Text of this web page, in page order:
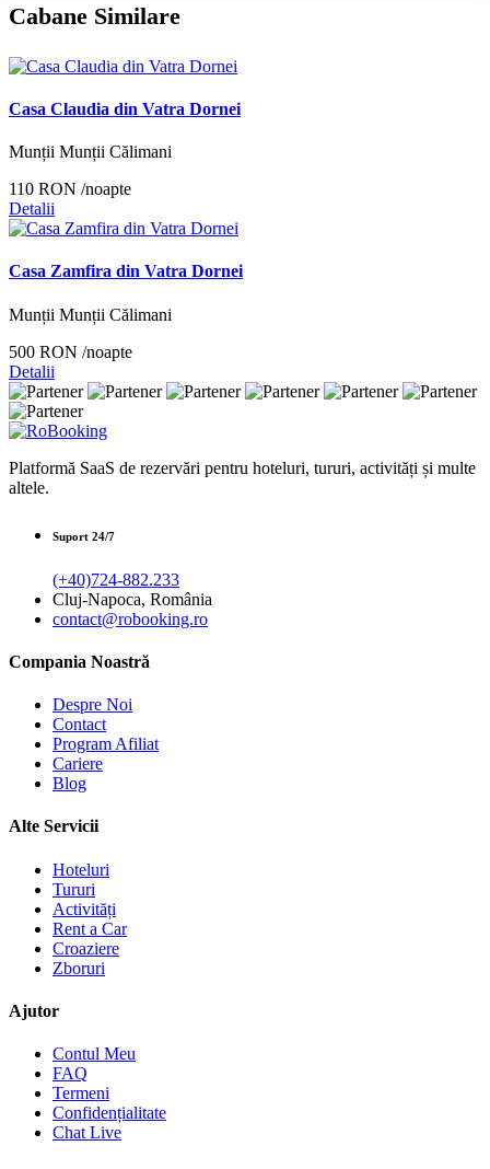
Cabane Similare
Casa Claudia din Vatra Dornei
Munții Munții Călimani
110 RON /noapte
Detalii
Casa Zamfira din Vatra Dornei
Munții Munții Călimani
500 RON /noapte
Detalii
Platformă SaaS de rezervări pentru hoteluri, tururi, activități și multe
altele.
Suport 24/7
(+40)724-882.233
Cluj-Napoca, România
contact@robooking.ro
Compania Noastră
Despre Noi
Contact
Program Afiliat
Cariere
Blog
Alte Servicii
Hoteluri
Tururi
Activități
Rent a Car
Croaziere
Zboruri
Ajutor
Contul Meu
FAQ
Termeni
Confidențialitate
Chat Live